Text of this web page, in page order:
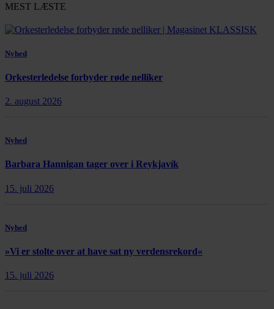
MEST LÆSTE
Nyhed
Orkesterledelse forbyder røde nelliker
2. august 2026
Nyhed
Barbara Hannigan tager over i Reykjavík
15. juli 2026
Nyhed
»Vi er stolte over at have sat ny verdensrekord«
15. juli 2026